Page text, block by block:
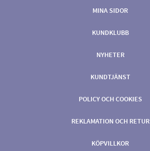
MINA SIDOR
KUNDKLUBB
NYHETER
KUNDTJÄNST
POLICY OCH COOKIES
REKLAMATION OCH RETUR
KÖPVILLKOR